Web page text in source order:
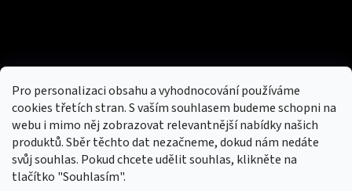
Pro personalizaci obsahu a vyhodnocování používáme
cookies třetích stran. S vaším souhlasem budeme schopni na
webu i mimo něj zobrazovat relevantnější nabídky našich
produktů. Sběr těchto dat nezačneme, dokud nám nedáte
svůj souhlas. Pokud chcete udělit souhlas, klikněte na
tlačítko "Souhlasím".